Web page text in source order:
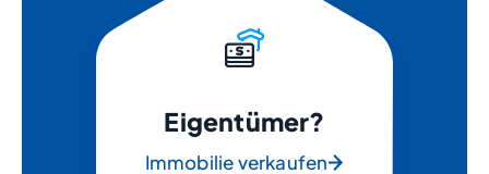
Eigentümer?
Immobilie verkaufen